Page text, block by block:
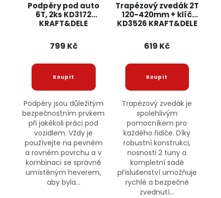
Podpěry pod auto
6T, 2ks KD3172
KRAFT&DELE
799 Kč
Podpěry jsou důležitým
bezpečnostním prvkem
při jakékoli práci pod
vozidlem. Vždy je
používejte na pevném
a rovném povrchu a v
kombinaci se správně
umístěným heverem,
aby byla...
Trapézový zvedák 2T
120-420mm + klíč
KD3526 KRAFT&DELE
619 Kč
Trapézový zvedák je
spolehlivým
pomocníkem pro
každého řidiče. Díky
robustní konstrukci,
nosnosti 2 tuny a
kompletní sadě
příslušenství umožňuje
rychlé a bezpečné
zvednutí...